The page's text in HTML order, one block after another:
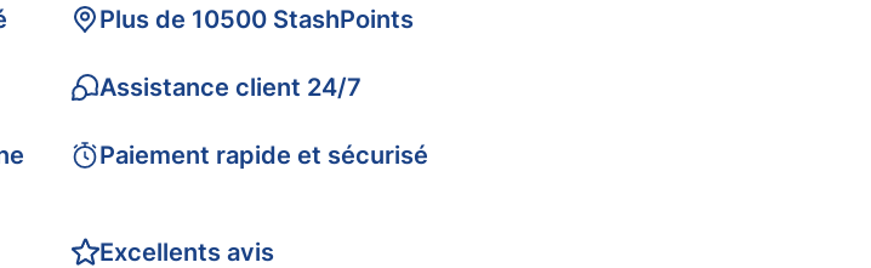
Plus de 10500 StashPoints
Assistance client 24/7
Paiement rapide et sécurisé
Excellents avis